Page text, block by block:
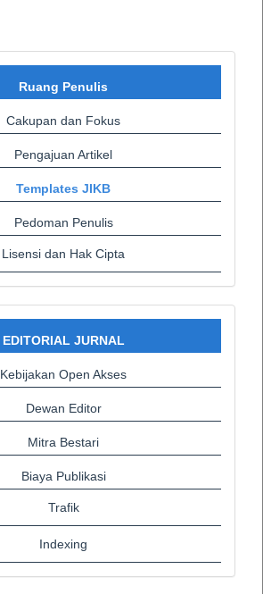
Ruang Penulis
Cakupan dan Fokus
Pengajuan Artikel
Templates JIKB
Pedoman Penulis
Lisensi dan Hak Cipta
EDITORIAL JURNAL
Kebijakan Open Akses
Dewan Editor
Mitra Bestari
Biaya Publikasi
Trafik
Indexing